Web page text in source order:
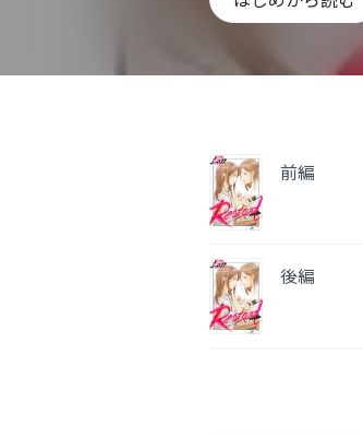
前編
後編